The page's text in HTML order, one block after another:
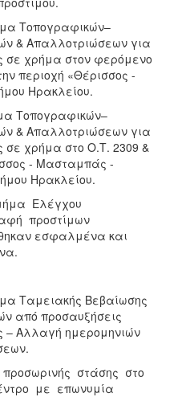
Τοπογραφικών–
& Απαλλοτριώσεων για
σε χρήμα στον φερόμενο
περιοχή «Θέρισσος -
Ηρακλείου.
Τοπογραφικών–
& Απαλλοτριώσεων για
σε χρήμα στο Ο.Τ. 2309 &
- Μασταμπάς -
Ηρακλείου.
Ελέγχου
προστίμων
εσφαλμένα και
Ταμειακής Βεβαίωσης
από προσαυξήσεις
– Αλλαγή ημερομηνιών
στάσης στο
με επωνυμία